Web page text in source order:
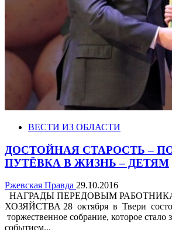
ВЕСТИ ИЗ ОБЛАСТИ
ДОСТОЙНАЯ СТАРОСТЬ –
ПУТЁВКА В ЖИЗНЬ – ДЕТЯМ
Ржевская Правда 29.10.2016
НАГРАДЫ ПЕРЕДОВЫМ
ХОЗЯЙСТВА 28 октября в Твери
торжественное собрание, которое
событием...